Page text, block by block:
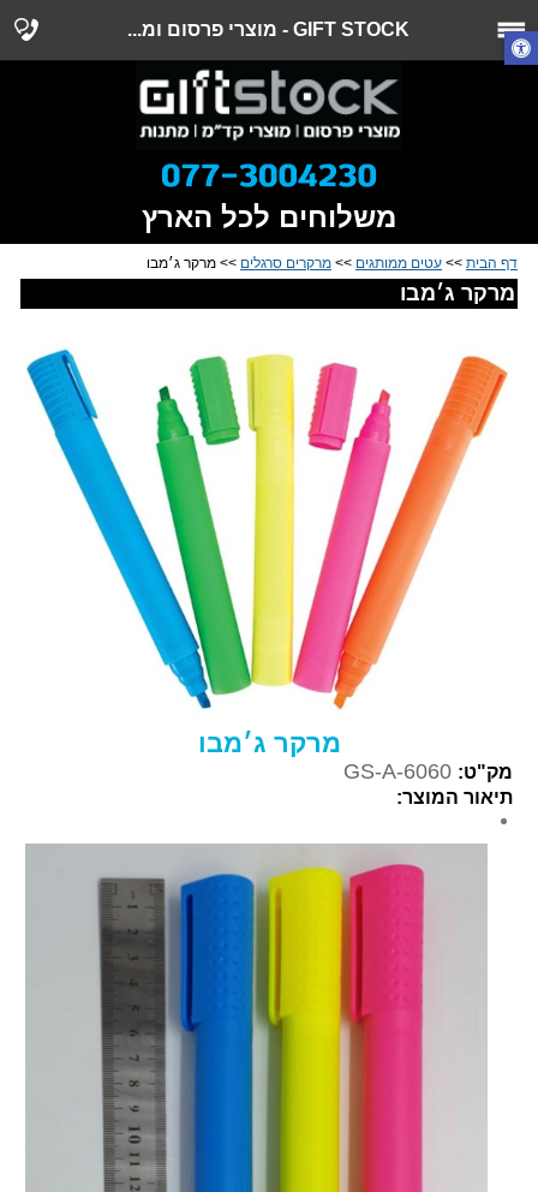
GIFT STOCK - מוצרי פרסום ומ...
משלוחים לכל הארץ
דף הבית >> עטים ממותגים >> מרקרים סרגלים >> מרקר ג׳מבו
מרקר ג׳מבו
מרקר ג׳מבו
מק"ט: GS-A-6060
תיאור המוצר: